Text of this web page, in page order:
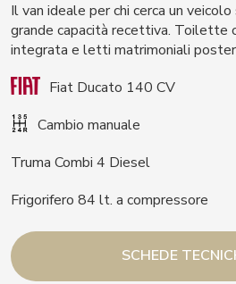
Il van ideale per chi cerca un
grande capacità recettiva. Toilette
integrata e letti matrimoniali
Fiat Ducato 140 CV
Cambio manuale
Truma Combi 4 Diesel
Frigorifero 84 lt. a compressore
SCHEDE